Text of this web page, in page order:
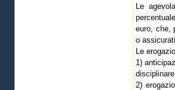
Le
euro, che,
o
Le
1)
2)